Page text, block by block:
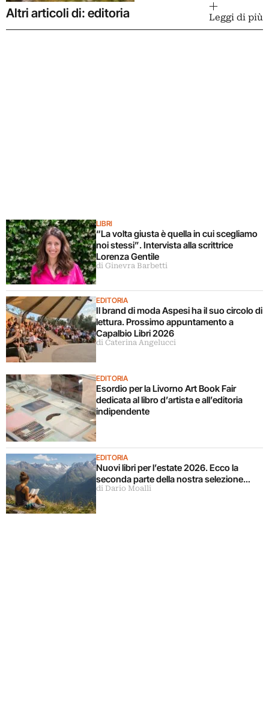
Altri articoli di: editoria Leggi di più
LIBRI
“La volta giusta è quella in cui scegliamo
noi stessi”. Intervista alla scrittrice
Lorenza Gentile
di Ginevra Barbetti
EDITORIA
Il brand di moda Aspesi ha il suo circolo di
lettura. Prossimo appuntamento a
Capalbio Libri 2026
di Caterina Angelucci
EDITORIA
Esordio per la Livorno Art Book Fair
dedicata al libro d’artista e all’editoria
indipendente
EDITORIA
Nuovi libri per l’estate 2026. Ecco la
seconda parte della nostra selezione…
di Dario Moalli